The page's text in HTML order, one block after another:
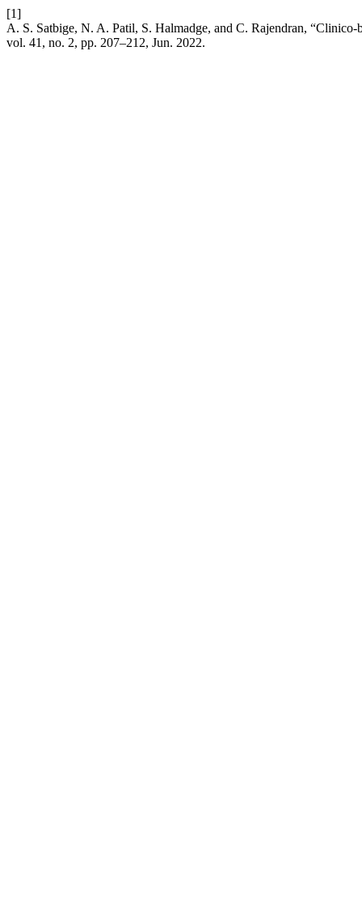
[1]
A. S. Satbige, N. A. Patil, S. Halmadge, and C. Rajendran,
vol. 41, no. 2, pp. 207–212, Jun. 2022.